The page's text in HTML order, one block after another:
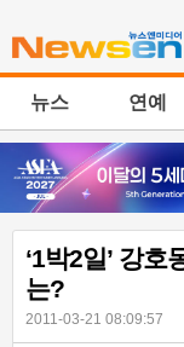
뉴스 연예
‘1박2일’ 강
는?
2011-03-21 08:09:57